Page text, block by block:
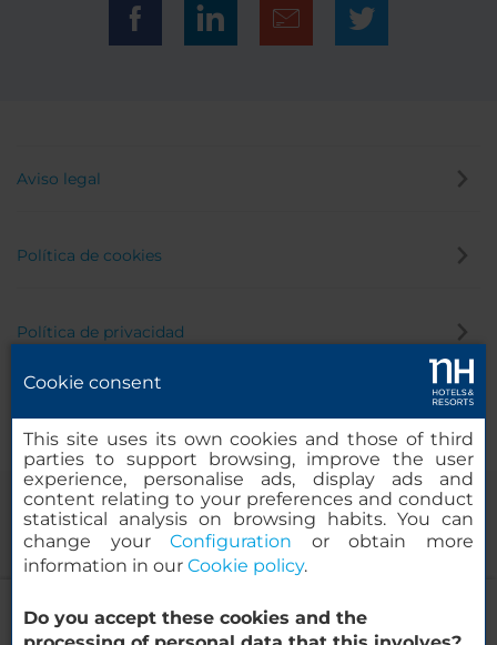
NH Mannheim Viernheim
Aviso legal
Política de cookies
Política de privacidad
© 2000-2026 MINOR HOTELS EUROPE & AMERICAS Santa Engracia,
Cookie consent
This site uses its own cookies and those of third
parties to support browsing, improve the user
experience, personalise ads, display ads and
content relating to your preferences and conduct
statistical analysis on browsing habits. You can
change yourConfiguration or obtain more
information in our Cookie policy.
Do you accept these cookies and the